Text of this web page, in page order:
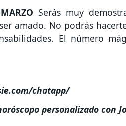
Serás muy
amado. No podrás
El número
chatapp/
personalizado con